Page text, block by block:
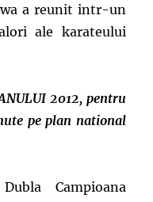
a reunit intr-un
ale karateului
2012, pentru
pe plan national
Dubla Campioana